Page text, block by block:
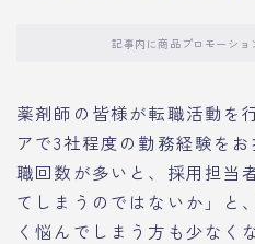
記事内に商品プロモーシ
薬剤師の皆様が転職活動を
アで3社程度の勤務経験を
職回数が多いと、採用担当
てしまうのではないか」と
く悩んでしまう方も少なく